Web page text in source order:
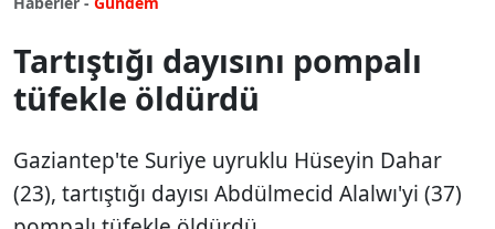
Tartıştığı dayısını pompalı
tüfekle öldürdü
Gaziantep'te Suriye uyruklu Hüseyin Dahar
(23), tartıştığı dayısı Abdülmecid Alalwı'yi (37)